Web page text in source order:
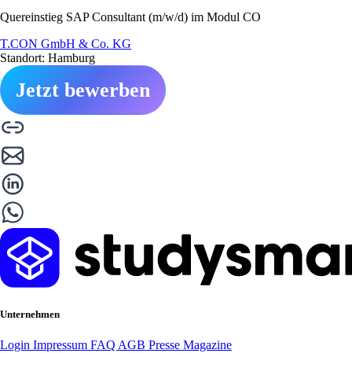
Quereinstieg SAP Consultant (m/w/d) im Modul CO
T.CON GmbH & Co. KG
Standort: Hamburg
Jetzt bewerben
Unternehmen
Login Impressum FAQ AGB Presse Magazine